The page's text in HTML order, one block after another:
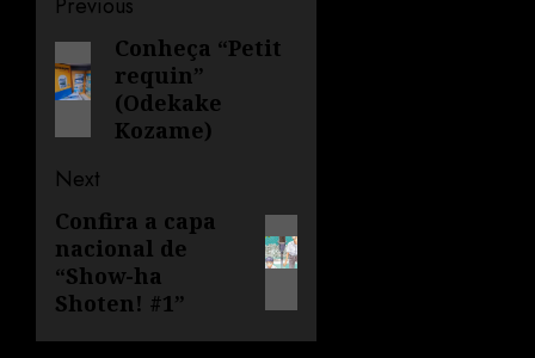
Previous
Conheça “Petit
requin”
(Odekake
Kozame)
Next
Confira a capa
nacional de
“Show-ha
Shoten! #1”